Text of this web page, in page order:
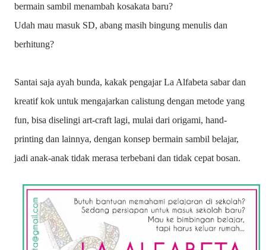
bermain sambil menambah kosakata baru?
Udah mau masuk SD, abang masih bingung menulis dan
berhitung?
Santai saja ayah bunda, kakak pengajar La Alfabeta sabar dan
kreatif kok untuk mengajarkan calistung dengan metode yang
fun, bisa diselingi art-craft lagi, mulai dari origami, hand-
printing dan lainnya, dengan konsep bermain sambil belajar,
jadi anak-anak tidak merasa terbebani dan tidak cepat bosan.